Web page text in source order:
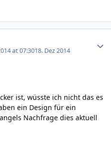
at 07:3018. Dez 2014
ist, wüsste ich nicht das es
ein Design für ein
Nachfrage dies aktuell